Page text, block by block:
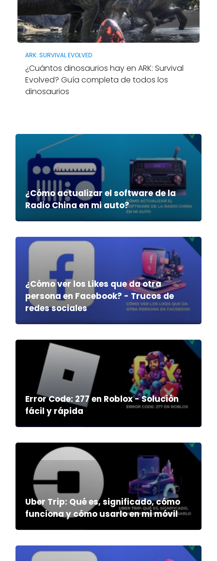
ARK: SURVIVAL EVOLVED
¿Cuántos dinosaurios hay en ARK: Survival
Evolved? Guía completa de todos los
dinosaurios
¿Cómo actualizar el software de la
Radio China en mi auto?
¿Cómo ver los Likes que da otra
persona en Facebook? - Trucos de
redes sociales
Error Code: 277 en Roblox - Solución
fácil y rápida
Uber Trip: Qué es, significado, cómo
funciona y cómo usarlo en mi móvil